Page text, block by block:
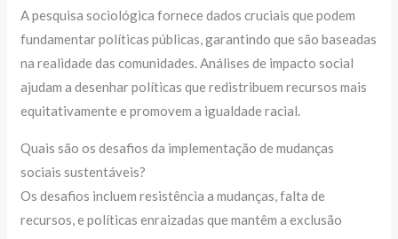
A pesquisa sociológica fornece dados cruciais que podem
fundamentar políticas públicas, garantindo que são baseadas
na realidade das comunidades. Análises de impacto social
ajudam a desenhar políticas que redistribuem recursos mais
equitativamente e promovem a igualdade racial.
Quais são os desafios da implementação de mudanças
sociais sustentáveis?
Os desafios incluem resistência a mudanças, falta de
recursos, e políticas enraizadas que mantêm a exclusão